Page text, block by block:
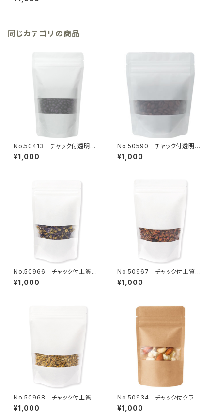
3枚
同じカテゴリの商品
No.50413 チャック付透明ス
タンド袋 白 窓付 120×200mm
18枚
¥1,000
No.50590 チャック付透明ス
タンド袋 白 窓付120×150mm
18枚
¥1,000
No.50966 チャック付上質紙
スタンド窓付 120×200mm 1
8枚
¥1,000
No.50967 チャック付上質紙
スタンド窓付 140×220mm 1
5枚
¥1,000
No.50968 チャック付上質紙
スタンド窓付 160×230mm 1
3枚
¥1,000
No.50934 チャック付クラフ
トスタンド窓付 90×145mm 2
3枚
¥1,000